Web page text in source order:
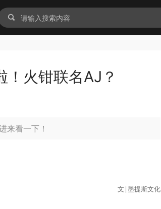
！火钳联名AJ？
来看一下！
文|墨提斯文化